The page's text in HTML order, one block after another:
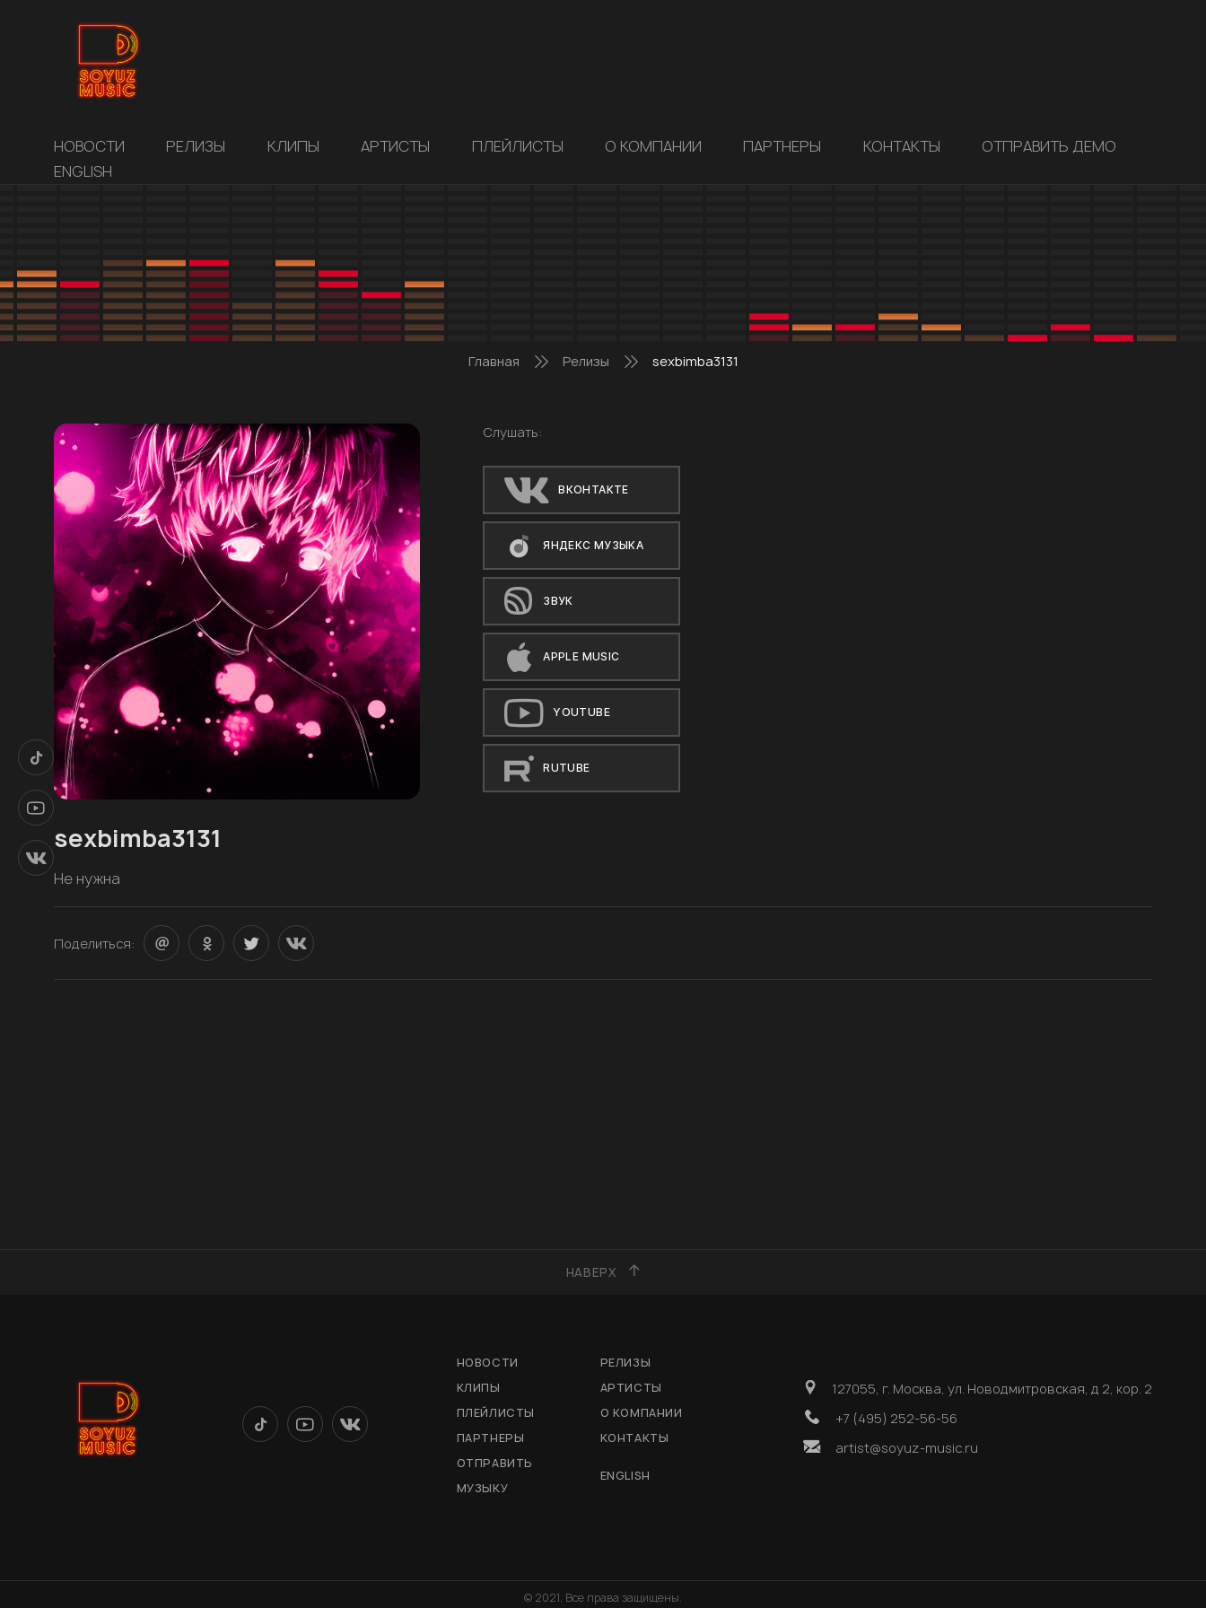
НОВОСТИ РЕЛИЗЫ КЛИПЫ АРТИСТЫ ПЛЕЙЛИСТЫ О КОМПАНИИ ПАРТНЕРЫ КОНТАКТЫ
ОТПРАВИТЬ ДЕМО
ENGLISH
Главная Релизы sexbimba3131
Слушать:
ВКОНТАКТЕ
ЯНДЕКС МУЗЫКА
ЗВУК
APPLE MUSIC
YOUTUBE
RUTUBE
sexbimba3131
Не нужна
Поделиться:
НАВЕРХ
НОВОСТИ
РЕЛИЗЫ
КЛИПЫ
АРТИСТЫ
ПЛЕЙЛИСТЫ
О КОМПАНИИ
ПАРТНЕРЫ
КОНТАКТЫ
ОТПРАВИТЬ
МУЗЫКУ
ENGLISH
127055, г. Москва, ул. Новодмитровская, д 2, кор. 2
+7 (495) 252-56-56
artist@soyuz-music.ru
© 2021. Все права защищены.